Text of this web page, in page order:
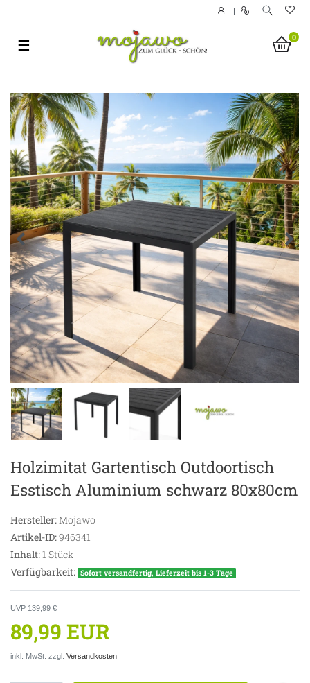
|
0
☰
Holzimitat Gartentisch Outdoortisch
Esstisch Aluminium schwarz 80x80cm
Hersteller:Mojawo
Artikel-ID:946341
Inhalt:1 Stück
Verfügbarkeit: Sofort versandfertig, Lieferzeit bis 1-3 Tage
UVP 139,99 €
89,99 EUR
inkl. MwSt. zzgl. Versandkosten